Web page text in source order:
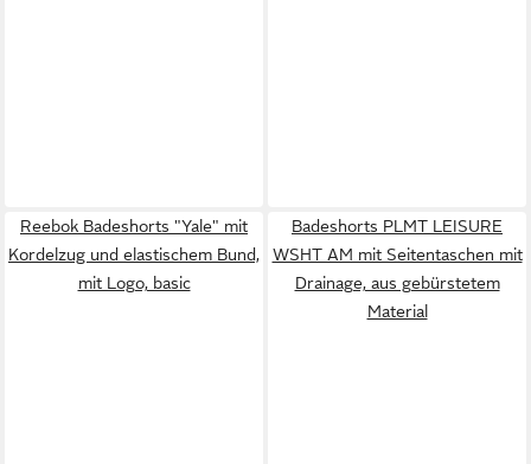
Reebok Badeshorts "Yale" mit
Kordelzug und elastischem Bund,
mit Logo, basic
Badeshorts PLMT LEISURE
WSHT AM mit Seitentaschen mit
Drainage, aus gebürstetem
Material